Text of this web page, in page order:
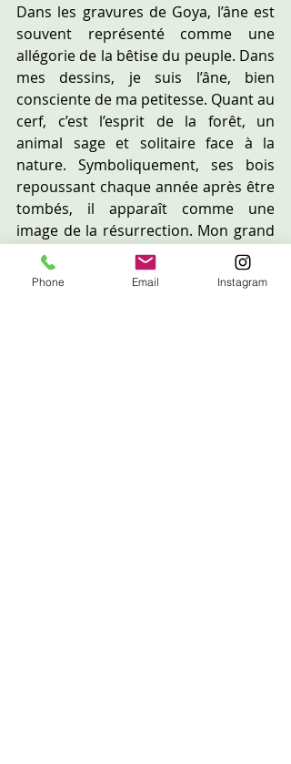
Dans les gravures de Goya, l’âne est
souvent représenté comme une
allégorie de la bêtise du peuple. Dans
mes dessins, je suis l’âne, bien
consciente de ma petitesse. Quant au
cerf, c’est l’esprit de la forêt, un
animal sage et solitaire face à la
nature. Symboliquement, ses bois
repoussant chaque année après être
tombés, il apparaît comme une
image de la résurrection. Mon grand
cerf blanc devient donc un symbole
christique. Celui que tu vois là est
Phone Email Instagram